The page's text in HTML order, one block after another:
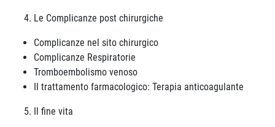
Le Complicanze post chirurgiche
Complicanze nel sito chirurgico
Complicanze Respiratorie
Tromboembolismo venoso
Il trattamento farmacologico: Terapia anticoagulante
Il fine vita